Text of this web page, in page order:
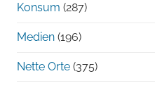
Konsum (287)
Medien (196)
Nette Orte (375)